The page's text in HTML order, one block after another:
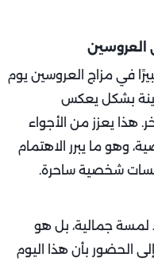
العروسين
في مزاج العروسين يوم
بشكل يعكس
هذا يعزز من الأجواء
وهو ما يبرر الاهتمام
شخصية ساحرة.
لمسة جمالية، بل هو
الحضور بأن هذا اليوم